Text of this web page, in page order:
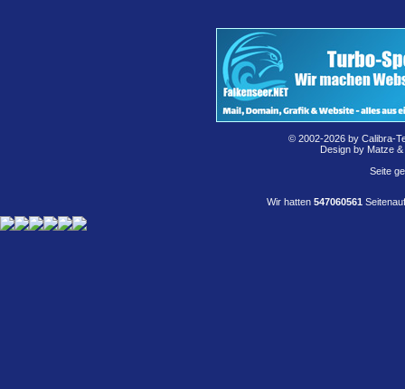
© 2002-2026 by Calibra-
Design by Matze
Seite
Wir hatten 547060561